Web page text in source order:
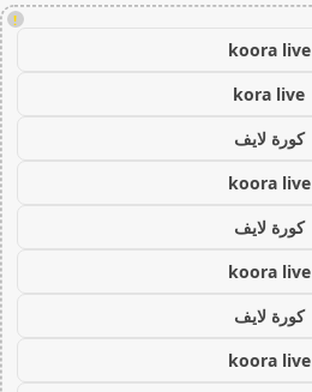
!
koora live
kora live
كورة لايف
koora live
كورة لايف
koora live
كورة لايف
koora live